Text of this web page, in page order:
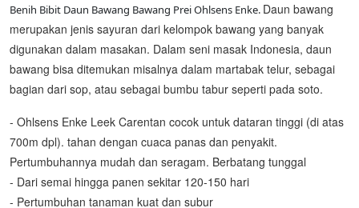
Benih Bibit Daun Bawang Bawang Prei Ohlsens Enke. Daun bawang
merupakan jenis sayuran dari kelompok bawang yang banyak
digunakan dalam masakan. Dalam seni masak Indonesia, daun
bawang bisa ditemukan misalnya dalam martabak telur, sebagai
bagian dari sop, atau sebagai bumbu tabur seperti pada soto.
- Ohlsens Enke Leek Carentan cocok untuk dataran tinggi (di atas
700m dpl). tahan dengan cuaca panas dan penyakit.
Pertumbuhannya mudah dan seragam. Berbatang tunggal
- Dari semai hingga panen sekitar 120-150 hari
- Pertumbuhan tanaman kuat dan subur